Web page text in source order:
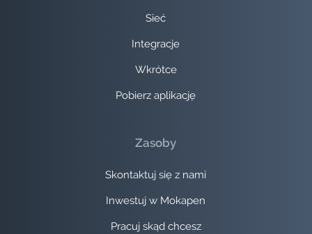
Sieć
Integracje
Wkrótce
Pobierz aplikację
Zasoby
Skontaktuj się z nami
Inwestuj w Mokapen
Pracuj skąd chcesz